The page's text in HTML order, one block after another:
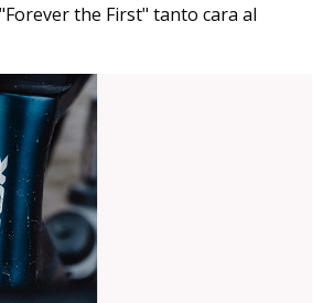
the First" tanto cara al